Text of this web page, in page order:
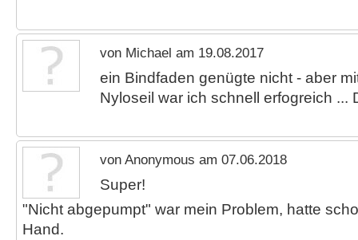
von Michael am 19.08.2017
ein Bindfaden genügte nicht - aber
Nyloseil war ich schnell erfogreich ...
von Anonymous am 07.06.2018
Super!
"Nicht abgepumpt" war mein Problem, hatte
Hand.